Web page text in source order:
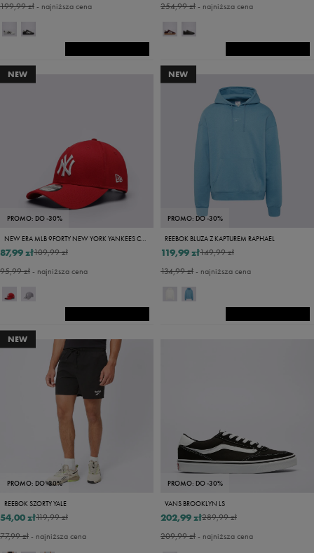
199,99 zł- najniższa cena 254,99 zł- najniższa cena
NEW
PROMO: DO -30%
NEW ERA MLB 9FORTY NEW YORK YANKEES CAP LEAGUE B NY YANKEES
109,99 zł
87,99 zł
95,99 zł- najniższa cena
NEW
PROMO: DO -30%
REEBOK BLUZA Z KAPTUREM RAPHAEL
149,99 zł
119,99 zł
134,99 zł- najniższa cena
NEW
PROMO: DO -30%
REEBOK SZORTY YALE
119,99 zł
54,00 zł
77,99 zł- najniższa cena
PROMO: DO -30%
VANS BROOKLYN LS
289,99 zł
202,99 zł
209,99 zł- najniższa cena